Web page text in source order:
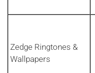
Zedge Ringtones &
Wallpapers